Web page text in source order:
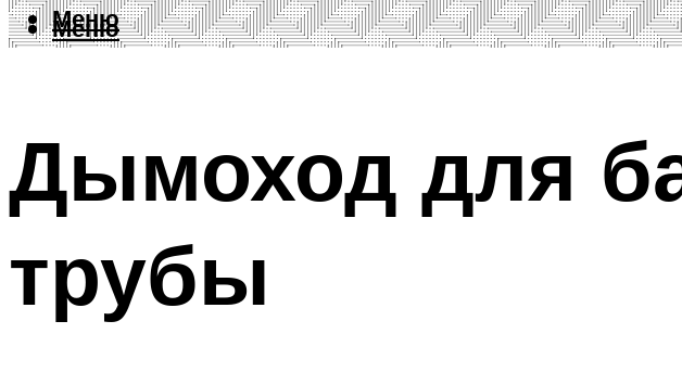
Меню
Меню
Дымоход для
трубы